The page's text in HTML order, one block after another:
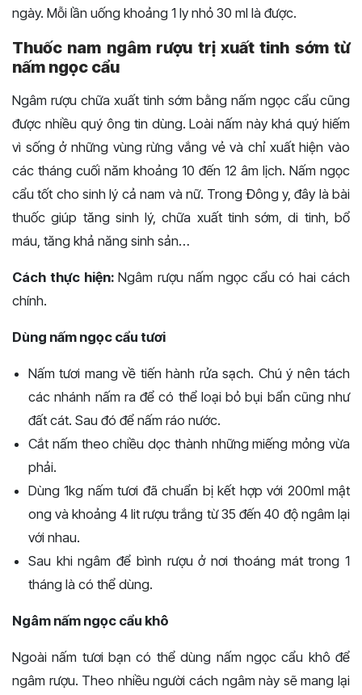
ngày. Mỗi lần uống khoảng 1 ly nhỏ 30 ml là được.
Thuốc nam ngâm rượu trị xuất tinh sớm từ
nấm ngọc cẩu
Ngâm rượu chữa xuất tinh sớm bằng nấm ngọc cẩu cũng
được nhiều quý ông tin dùng. Loài nấm này khá quý hiếm
vì sống ở những vùng rừng vắng vẻ và chỉ xuất hiện vào
các tháng cuối năm khoảng 10 đến 12 âm lịch. Nấm ngọc
cẩu tốt cho sinh lý cả nam và nữ. Trong Đông y, đây là bài
thuốc giúp tăng sinh lý, chữa xuất tinh sớm, di tinh, bổ
máu, tăng khả năng sinh sản…
Cách thực hiện:Ngâm rượu nấm ngọc cẩu có hai cách
chính.
Dùng nấm ngọc cẩu tươi
Nấm tươi mang về tiến hành rửa sạch. Chú ý nên tách
các nhánh nấm ra để có thể loại bỏ bụi bẩn cũng như
đất cát. Sau đó để nấm ráo nước.
Cắt nấm theo chiều dọc thành những miếng mỏng vừa
phải.
Dùng 1kg nấm tươi đã chuẩn bị kết hợp với 200ml mật
ong và khoảng 4 lit rượu trắng từ 35 đến 40 độ ngâm lại
với nhau.
Sau khi ngâm để bình rượu ở nơi thoáng mát trong 1
tháng là có thể dùng.
Ngâm nấm ngọc cẩu khô
Ngoài nấm tươi bạn có thể dùng nấm ngọc cẩu khô để
ngâm rượu. Theo nhiều người cách ngâm này sẽ mang lại